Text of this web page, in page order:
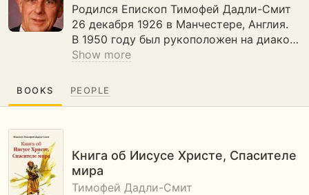
Родился Епископ Тимофей Дадли-Смит
26 декабря 1926 в Манчестере, Англия.
В 1950 году был рукоположен на диако…
Show more
BOOKS PEOPLE
Книга об Иисусе Христе, Спасителе
мира
Тимофей Дадли-Смит